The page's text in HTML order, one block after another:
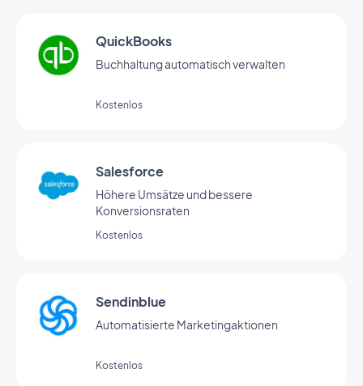
QuickBooks
Buchhaltung automatisch verwalten
Kostenlos
Salesforce
Höhere Umsätze und bessere
Konversionsraten
Kostenlos
Sendinblue
Automatisierte Marketingaktionen
Kostenlos